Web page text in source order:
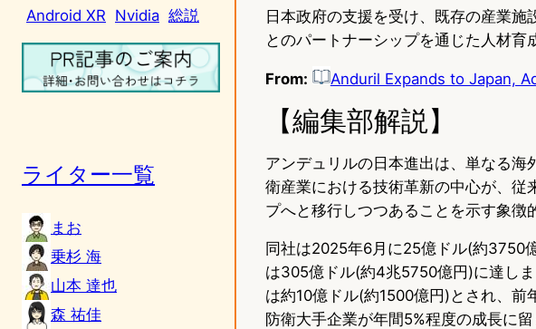
Android XR Nvidia 総説
ライター一覧
まお
乗杉 海
山本 達也
森 祐佳
日本政府の支援を受け、既存の産業
とのパートナーシップを通じた人材育
From: Anduril Expands to Japan,
【編集部解説】
アンデュリルの日本進出は、単なる
衛産業における技術革新の中心が、従
プへと移行しつつあることを示す象徴
同社は2025年6月に25億ドル(約3750
は305億ドル(約4兆5750億円)に達し
は約10億ドル(約1500億円)とされ、
防衛大手企業が年間5%程度の成長に